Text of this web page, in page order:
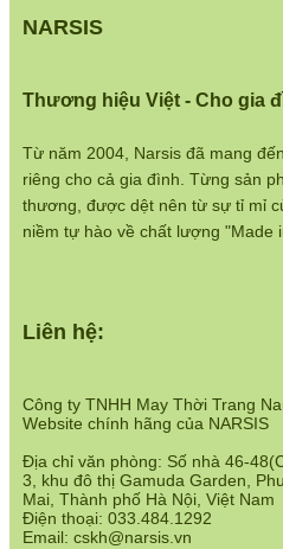
Chính sách bán hàng:
Hệ thống cửa hàng:
https://www.narsis.vn/
Công ty TNHH May Thời Trang
Website chính hãng của NARSIS
Địa chỉ văn phòng: Số nhà 46-
3, khu đô thị Gamuda Garden,
Mai, Thành phố Hà Nội, Việt Nam
Điện thoại: 033.484.1292
Email: cskh@narsis.vn
NARSIS
Liên hệ:
Từ năm 2004, Narsis đã mang
riêng cho cả gia đình. Từng sản
thương, được dệt nên từ sự tỉ mỉ
niềm tự hào về chất lượng "Made
Thương hiệu Việt - Cho gia